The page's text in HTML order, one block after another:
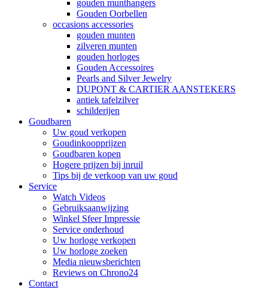
gouden munthangers
Gouden Oorbellen
occasions accessories
gouden munten
zilveren munten
gouden horloges
Gouden Accessoires
Pearls and Silver Jewelry
DUPONT & CARTIER AANSTEKERS
antiek tafelzilver
schilderijen
Goudbaren
Uw goud verkopen
Goudinkoopprijzen
Goudbaren kopen
Hogere prijzen bij inruil
Tips bij de verkoop van uw goud
Service
Watch Videos
Gebruiksaanwijzing
Winkel Sfeer Impressie
Service onderhoud
Uw horloge verkopen
Uw horloge zoeken
Media nieuwsberichten
Reviews on Chrono24
Contact